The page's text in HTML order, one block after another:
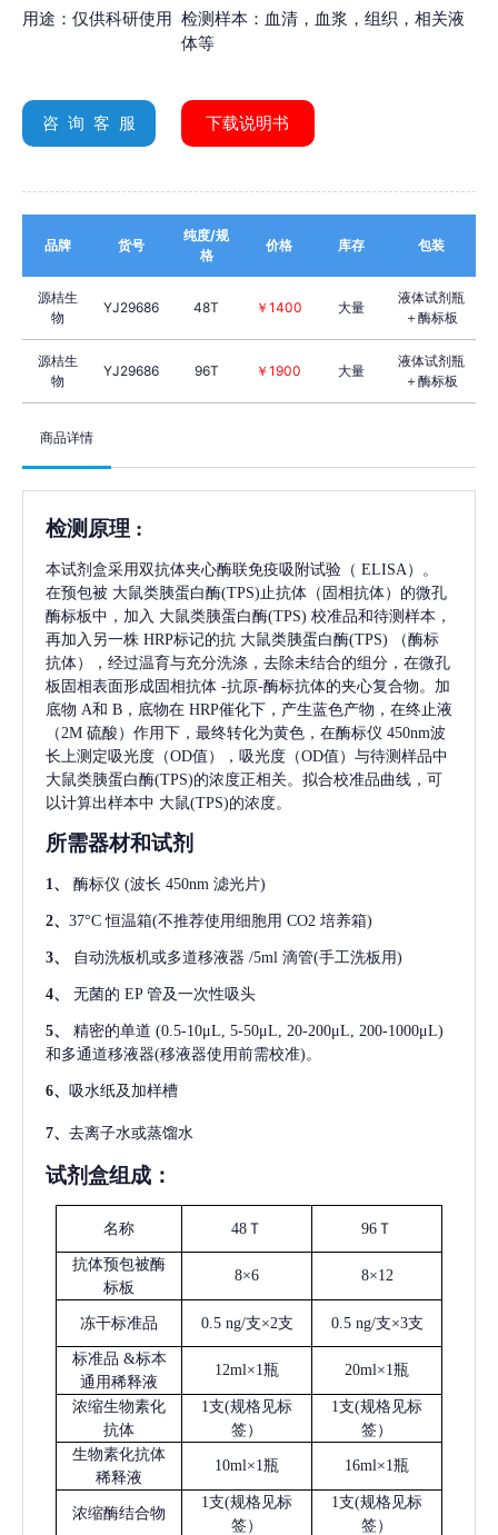
用途：仅供科研使用 检测样本：血清，血浆，组织，相关液
体等
咨 询 客 服 下载说明书
品牌 货号
纯度/规
格
价格 库存 包装
源桔生
物
YJ29686 48T ￥1400 大量
液体试剂瓶
＋酶标板
源桔生
物
YJ29686 96T ￥1900 大量
液体试剂瓶
＋酶标板
商品详情
检测原理 :
本试剂盒采用双抗体夹心酶联免疫吸附试验（ ELISA）。
在预包被 大鼠类胰蛋白酶(TPS) 止抗体（固相抗体）的微孔
酶标板中，加入 大鼠类胰蛋白酶(TPS) 校准品和待测样本，
再加入另一株 HRP标记的抗 大鼠类胰蛋白酶(TPS)
（酶标
抗体），经过温育与充分洗涤，去除未结合的组分，在微孔
板固相表面形成固相抗体 -抗原-酶标抗体的夹心复合物。加
底物 A和 B，底物在 HRP催化下，产生蓝色产物，在终止液
（2M 硫酸）作用下，最终转化为黄色，在酶标仪 450nm波
长上测定吸光度（OD值），吸光度（OD值）与待测样品中
大鼠类胰蛋白酶(TPS)的浓度正相关。拟合校准品曲线，可
以计算出样本中 大鼠(TPS)的浓度。
所需器材和试剂
1、 酶标仪 (波长 450nm 滤光片)
2、 37°C 恒温箱(不推荐使用细胞用 CO2 培养箱)
3、 自动洗板机或多道移液器 /5ml 滴管(手工洗板用)
4、 无菌的 EP 管及一次性吸头
5、 精密的单道 (0.5-10μL, 5-50μL, 20-200μL, 200-1000μL)
和多通道移液器(移液器使用前需校准)。
6、 吸水纸及加样槽
7、 去离子水或蒸馏水
试剂盒组成：
名称 48Ｔ 96Ｔ
抗体预包被酶
标板
8×6 8×12
冻干标准品 0.5 ng/支×2支 0.5 ng/支×3支
标准品 &标本
通用稀释液
12ml×1瓶 20ml×1瓶
浓缩生物素化
抗体
1支(规格见标
签）
1支(规格见标
签）
生物素化抗体
稀释液
10ml×1瓶 16ml×1瓶
浓缩酶结合物
1支(规格见标
签）
1支(规格见标
签）